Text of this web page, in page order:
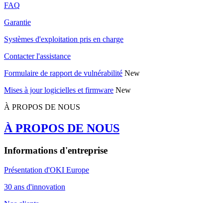
FAQ
Garantie
Systèmes d'exploitation pris en charge
Contacter l'assistance
Formulaire de rapport de vulnérabilité New
Mises à jour logicielles et firmware New
À PROPOS DE NOUS
À PROPOS DE NOUS
Informations d'entreprise
Présentation d'OKI Europe
30 ans d'innovation